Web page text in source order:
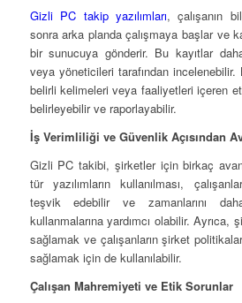
Gizli PC takip yazılımları, çalışanın
sonra arka planda çalışmaya başlar ve
bir sunucuya gönderir. Bu kayıtlar
veya yöneticileri tarafından incelenebilir.
belirli kelimeleri veya faaliyetleri içeren
belirleyebilir ve raporlayabilir.
İş Verimliliği ve Güvenlik Açısından
Gizli PC takibi, şirketler için birkaç
tür yazılımların kullanılması,
teşvik edebilir ve zamanlarını
kullanmalarına yardımcı olabilir. Ayrıca,
sağlamak ve çalışanların şirket
sağlamak için de kullanılabilir.
Çalışan Mahremiyeti ve Etik Sorunlar